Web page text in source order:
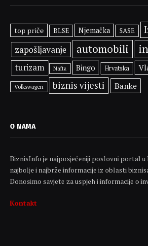
top priče BLSE Njemačka SASE
zapošljavanje automobili
turizam Nafta Bingo Hrvatska
Volkswagen biznis vijesti Banke
O NAMA
BiznisInfo je najposjećeniji poslovni portal u
najbolje i najbrže informacije iz oblasti
Donosimo savjete za uspjeh i informacije o
Kontakt